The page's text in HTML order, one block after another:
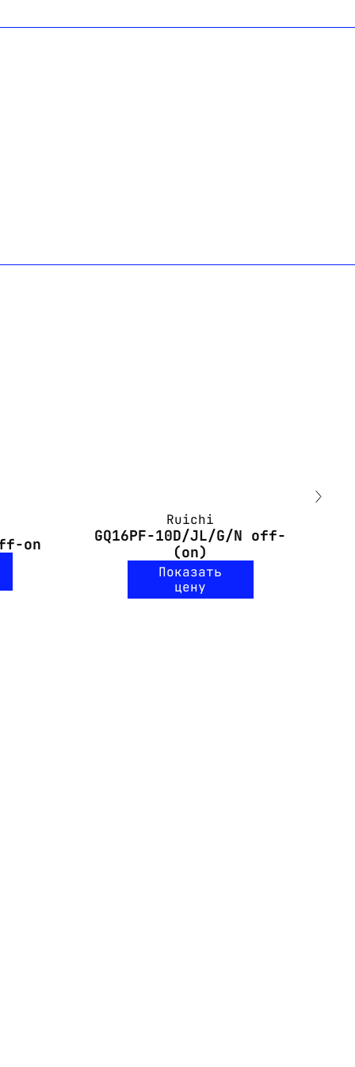
on
Ruichi
GQ16PF-10D/JL/G/N off-
(on)
Показать
цену